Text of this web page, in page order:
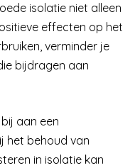
isolatie niet alleen
effecten op het
verminder je
bijdragen aan
aan een
het behoud van
in isolatie kan